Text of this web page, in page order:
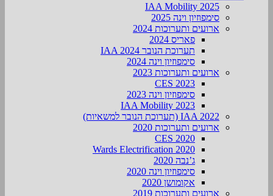
2025 IAA Mobility
סימפוזיון וינה 2025
ארועים ותערוכות 2024
פאריס 2024
תערוכת הנובר IAA 2024
סימפוזיון וינה 2024
ארועים ותערוכות 2023
CES 2023
סימפוזיון וינה 2023
IAA Mobility 2023
IAA 2022 (תערוכת הנובר למשאיות)
ארועים ותערוכות 2020
CES 2020
Wards Electrification 2020
ג’נבה 2020
סימפוזיון וינה 2020
אקומושן 2020
ארועים ותערוכות 2019